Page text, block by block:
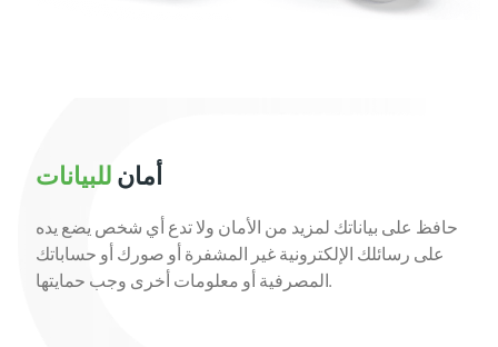
أمانللبيانات
حافظ على بياناتك لمزيد من الأمان ولا تدع أي شخص يضع يده
على رسائلك الإلكترونية غير المشفرة أو صورك أو حساباتك
المصرفية أو معلومات أخرى وجب حمايتها.